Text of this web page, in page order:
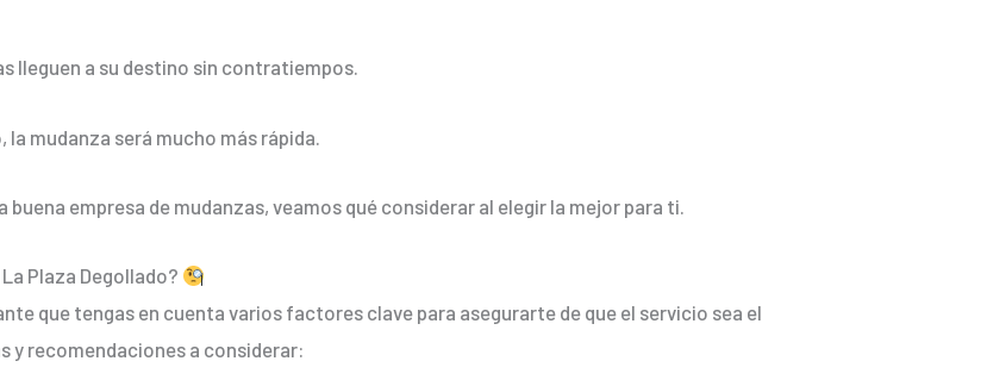
lleguen a su destino sin contratiempos.
mudanza será mucho más rápida.
empresa de mudanzas, veamos qué considerar al elegir la mejor para ti.
Plaza Degollado?
que tengas en cuenta varios factores clave para asegurarte de que el servicio sea el
y recomendaciones a considerar: